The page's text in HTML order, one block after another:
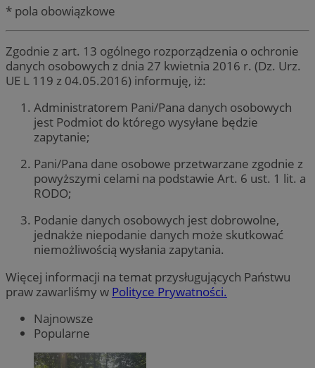
* pola obowiązkowe
Zgodnie z art. 13 ogólnego rozporządzenia o ochronie
danych osobowych z dnia 27 kwietnia 2016 r. (Dz. Urz.
UE L 119 z 04.05.2016) informuję, iż:
Administratorem Pani/Pana danych osobowych
jest Podmiot do którego wysyłane będzie
zapytanie;
Pani/Pana dane osobowe przetwarzane zgodnie z
powyższymi celami na podstawie Art. 6 ust. 1 lit. a
RODO;
Podanie danych osobowych jest dobrowolne,
jednakże niepodanie danych może skutkować
niemożliwością wysłania zapytania.
Więcej informacji na temat przysługujących Państwu
praw zawarliśmy w Polityce Prywatności.
Najnowsze
Popularne